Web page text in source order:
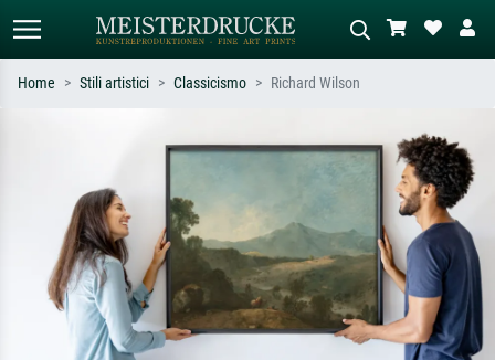
Monet, Notte stellata,
Impressionismo, onda di Hokusai,
nudo.
Descrivi la scena – es. prato verde,
astratto con molto rosso, dipinto a
olio scuro, nudo in piedi vicino a un
albero.
Home Stili artistici Classicismo Richard Wilson